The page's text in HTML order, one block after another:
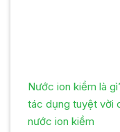
Nước ion kiềm là
tác dụng tuyệt vời
nước ion kiềm